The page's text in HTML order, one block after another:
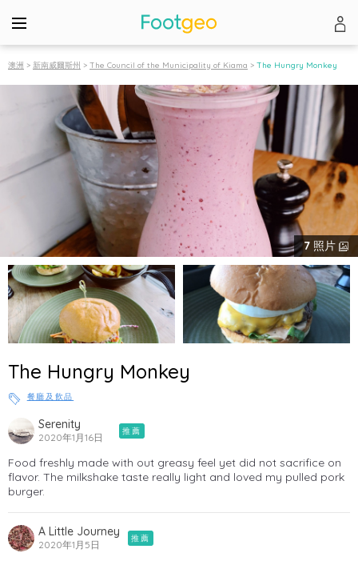
澳洲 > 新南威爾斯州 > The Council of the Municipality of Kiama > The Hungry Monkey
7 照片
The Hungry Monkey
餐廳及飲品
Serenity
2020年1月16日
推薦
Food freshly made with out greasy feel yet did not sacrifice on
flavor. The milkshake taste really light and loved my pulled pork
burger.
A Little Journey
2020年1月5日
推薦